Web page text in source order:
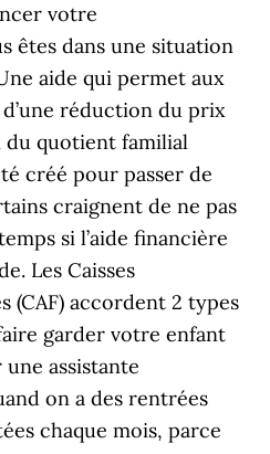
votre
êtes dans une situation
aide qui permet aux
réduction du prix
du quotient familial
créé pour passer de
craignent de ne pas
si l’aide financière
Les Caisses
(CAF) accordent 2 types
garder votre enfant
assistante
on a des rentrées
chaque mois, parce